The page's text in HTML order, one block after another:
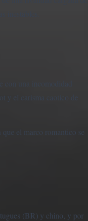
una incomodidad
y el carisma caotico de
el marco romantico se
(BR) y chino, y por